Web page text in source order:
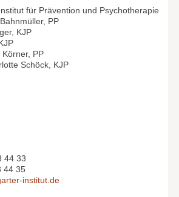
für Prävention und Psychotherapie
PP
KJP
PP
Schöck, KJP
44 33
44 35
institut.de